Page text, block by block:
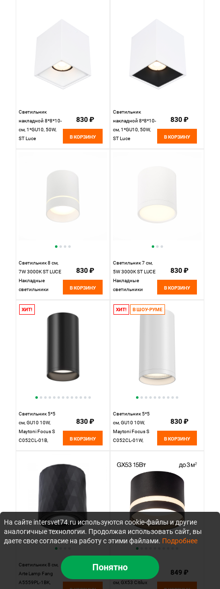
Светильник
накладной 8*8*10-
см, 1*GU10, 50W,
ST Luce
830 ₽
В КОРЗИНУ
Светильник
накладной 8*8*10-
см, 1*GU10, 50W,
ST Luce
830 ₽
В КОРЗИНУ
Светильник 8 см,
7W 3000K ST LUCE
Накладные
светильники
Белый
830 ₽
В КОРЗИНУ
Светильник 7 см,
5W 3000K ST LUCE
Накладные
светильники
Белый
830 ₽
В КОРЗИНУ
ХИТ!
Светильник 5*5
см, GU10 10W,
Maytoni Focus S
C052CL-01B,
830 ₽
В КОРЗИНУ
ХИТ! В ШОУ-РУМЕ
Светильник 5*5
см, GU10 10W,
Maytoni Focus S
C052CL-01W,
830 ₽
В КОРЗИНУ
Светильник 8 см,
Arte Lamp Fang
A5559PL-1BK,
840 ₽
Светильник
см, GX53 Citilux
849 ₽
На сайте intersvet74.ru используются cookie-файлы и другие
аналогичные технологии. Продолжая использовать сайт, вы
даете свое согласие на работу с этими файлами. Подробнее
Понятно